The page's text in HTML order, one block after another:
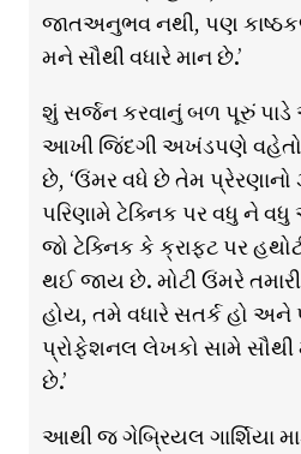
જાતઅનુભવ નથી, પણ
મને સૌથી વધારે માન છે.’
શું સર્જન કરવાનું બળ પૂરું પાડે
આખી જિંદગી અખંડપણે વહેતો
છે, ‘ઉંમર વધે છે તેમ પ્રેરણાનો
પરિણામે ટેક્નિક પર વધુ ને
જો ટેક્નિક કે ક્રાફ્ટ પર
થઈ જાય છે. મોટી ઉંમરે
હોય, તમે વધારે સતર્ક હો અને
પ્રોફેશનલ લેખકો સામે સૌથી
છે.’
આથી જ ગેબ્રિયલ ગાર્શિયા